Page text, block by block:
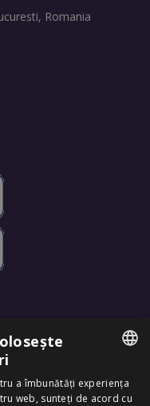
Romania
ROMANIAN
a îmbunătăți experiența
web, sunteți de acord cu